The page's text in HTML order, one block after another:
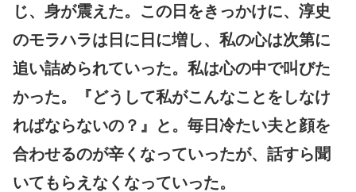
じ、身が震えた。この日をきっかけに、淳史
のモラハラは日に日に増し、私の心は次第に
追い詰められていった。私は心の中で叫びた
かった。『どうして私がこんなことをしなけ
ればならないの？』と。毎日冷たい夫と顔を
合わせるのが辛くなっていったが、話すら聞
いてもらえなくなっていった。